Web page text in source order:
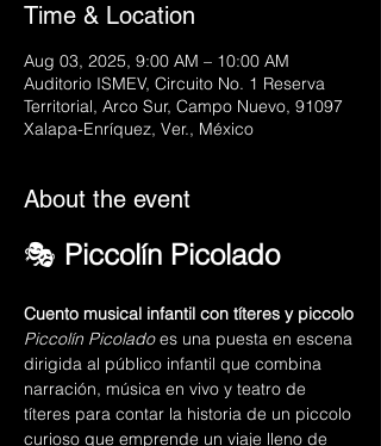
Time & Location
Aug 03, 2025, 9:00 AM – 10:00 AM
Auditorio ISMEV, Circuito No. 1 Reserva
Territorial, Arco Sur, Campo Nuevo, 91097
Xalapa-Enríquez, Ver., México
About the event
🎭 Piccolín Picolado
Cuento musical infantil con títeres y piccolo
Piccolín Picolado es una puesta en escena
dirigida al público infantil que combina
narración, música en vivo y teatro de
títeres para contar la historia de un piccolo
curioso que emprende un viaje lleno de